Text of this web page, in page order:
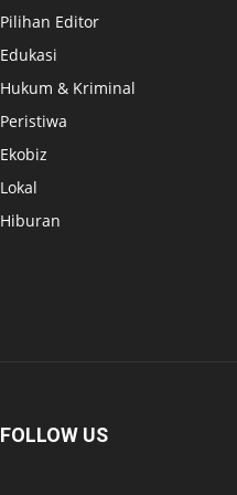
Pilihan Editor
Edukasi
Hukum & Kriminal
Peristiwa
Ekobiz
Lokal
Hiburan
FOLLOW US